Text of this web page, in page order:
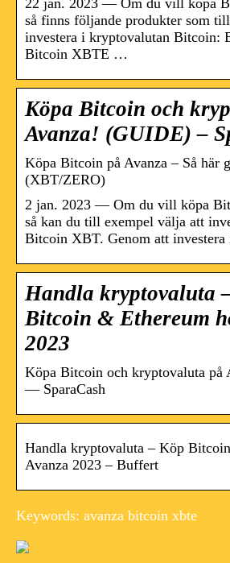
22 jan. 2023 — Om du vill köpa
så finns följande produkter som
investera i kryptovalutan Bitcoin:
Bitcoin XBTE …
Köpa Bitcoin och
Avanza! (GUIDE) –
Köpa Bitcoin på Avanza – Så här
(XBT/ZERO)
2 jan. 2023 — Om du vill köpa
så kan du till exempel välja att
Bitcoin XBT. Genom att
Handla kryptovaluta
Bitcoin & Ethereum
2023
Köpa Bitcoin och kryptovaluta på
— SparaCash
Handla kryptovaluta – Köp
Avanza 2023 – Buffert
Keywords: avanza bitcoin xbte